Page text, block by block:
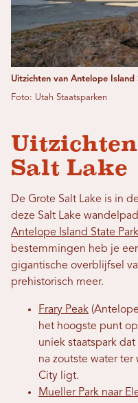
Uitzichten van Antelope Island
Foto: Utah Staatsparken
Uitzichten
Salt Lake
De Grote Salt Lake is in
deze Salt Lake
Antelope Island State Park
bestemmingen heb je
gigantische overblijfsel
prehistorisch meer.
Frary Peak
het hoogste punt
uniek staatspark
na zoutste water ter
City ligt.
Mueller Park naar